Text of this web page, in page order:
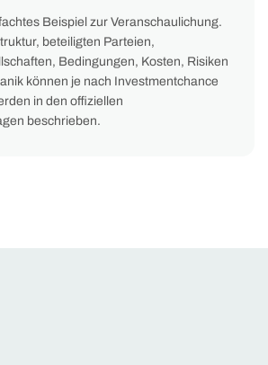
Beispiel zur Veranschaulichung.
beteiligten Parteien,
Bedingungen, Kosten, Risiken
können je nach Investmentchance
in den offiziellen
beschrieben.